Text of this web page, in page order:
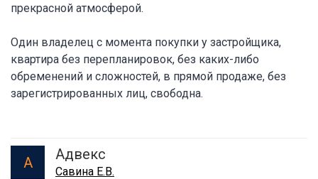
прекрасной атмосферой.
Один владелец с момента покупки у застройщика,
квартира без перепланировок, без каких-либо
обременений и сложностей, в прямой продаже, без
зарегистрированных лиц, свободна.
А Адвекс
Савина Е.В.